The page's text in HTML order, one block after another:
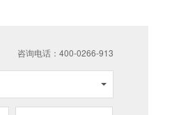
咨询电话：400-0266-913